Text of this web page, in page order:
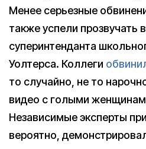
Менее серьезные
также успели прозвучать
суперинтенданта
Уолтерса. Коллеги
то случайно, не то
видео с голыми
Независимые эксперты
вероятно,